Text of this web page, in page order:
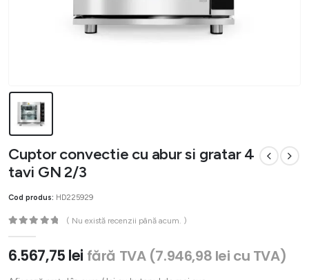
Cuptor convectie cu abur si gratar 4
tavi GN 2/3
Cod produs: HD225929
( Nu există recenzii până acum. )
6.567,75 lei fără TVA (7.946,98 lei cu TVA)